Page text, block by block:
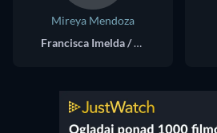
Mireya Mendoza
Francisca Imelda / Frankelda (voice)